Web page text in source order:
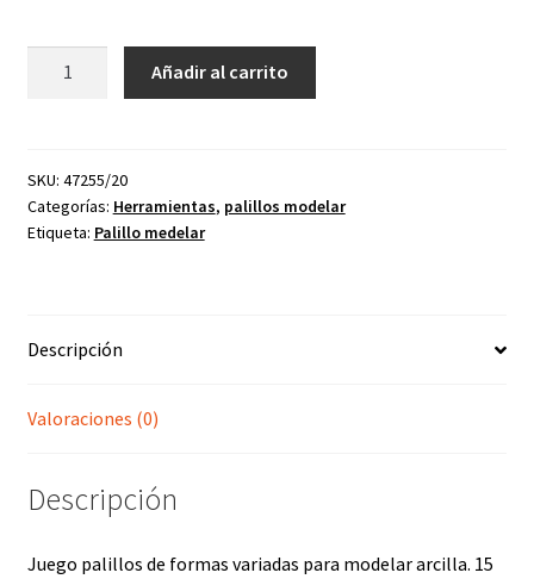
cm
cantidad
Añadir al carrito
SKU: 47255/20
Categorías: Herramientas, palillos modelar
Etiqueta: Palillo medelar
Descripción
Valoraciones (0)
Descripción
Juego palillos de formas variadas para modelar arcilla. 15